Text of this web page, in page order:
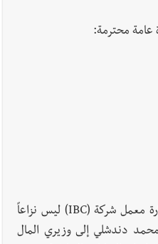
عامة محترمة:
إن ما يجري بين بلدية صيدا وإدارة معمل شركة (IBC) ليس نزاعاً
دندشلي إلى وزيري المال